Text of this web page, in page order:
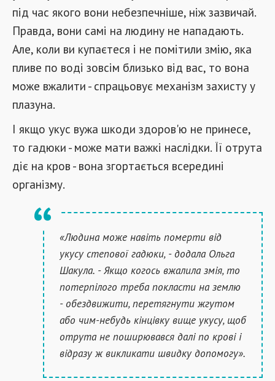
під час якого вони небезпечніше, ніж зазвичай.
Правда, вони самі на людину не нападають.
Але, коли ви купаєтеся і не помітили змію, яка
пливе по воді зовсім близько від вас, то вона
може вжалити - спрацьовує механізм захисту у
плазуна.
І якщо укус вужа шкоди здоров'ю не принесе,
то гадюки - може мати важкі наслідки. Її отрута
діє на кров - вона згортається всередині
організму.
«Людина може навіть померти від
укусу степової гадюки, - додала Ольга
Шакула. - Якщо когось вжалила змія, то
потерпілого треба покласти на землю
- обездвижити, перетягнути жгутом
або чим-небудь кінцівку вище укусу, щоб
отрута не поширювався далі по крові і
відразу ж викликати швидку допомогу».